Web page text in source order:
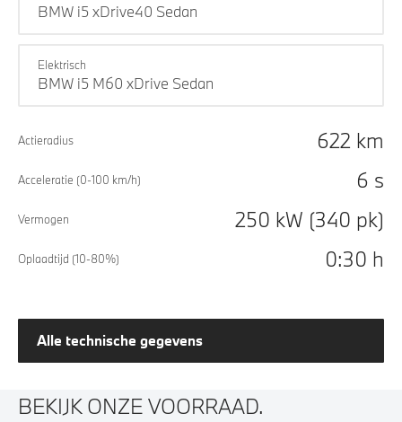
BMW i5 xDrive40 Sedan
Elektrisch
BMW i5 M60 xDrive Sedan
Actieradius 622 km
Acceleratie (0-100 km/h) 6 s
Vermogen 250 kW (340 pk)
Oplaadtijd (10-80%) 0:30 h
Alle technische gegevens
BEKIJK ONZE VOORRAAD.